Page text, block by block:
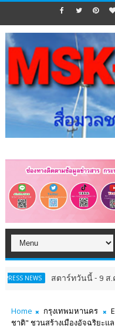
สตาร์ทวันนี้ - 9 ส.ค
Home กรุงเทพมหานคร
ชาติ" ชวนสร้างเมืองอัจฉริยะ